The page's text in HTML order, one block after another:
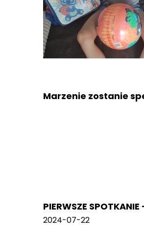
Marzenie zostanie
PIERWSZE
2024-07-22